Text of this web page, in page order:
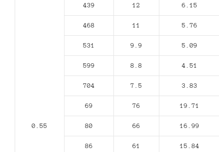
0.55
439 12 6.15
468 11 5.76
531 9.9 5.09
599 8.8 4.51
704 7.5 3.83
69 76 19.71
80 66 16.99
86 61 15.84